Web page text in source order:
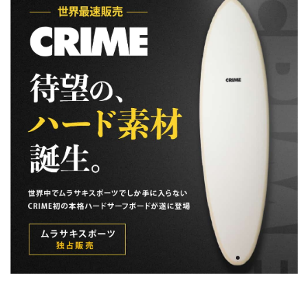
ファッションTOP
サーフTOP
スノーTOP
スケートTOP
CONTENTS
ブランド一覧
特集一覧
RIDE LIFE MAGAZINE一
スタッフスナップ
SUPPORT
ご利用ガイド
店頭受取サービス
ギフトラッピング
アフターサポート